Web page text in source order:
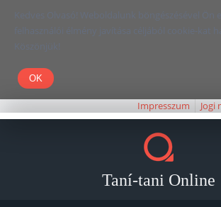
Kedves Olvasó! Weboldalunk böngészésével Ön
felhasználói élmény javítása céljából cookie-kat
Köszönjük!
Impresszum Jogi
Taní-tani Online